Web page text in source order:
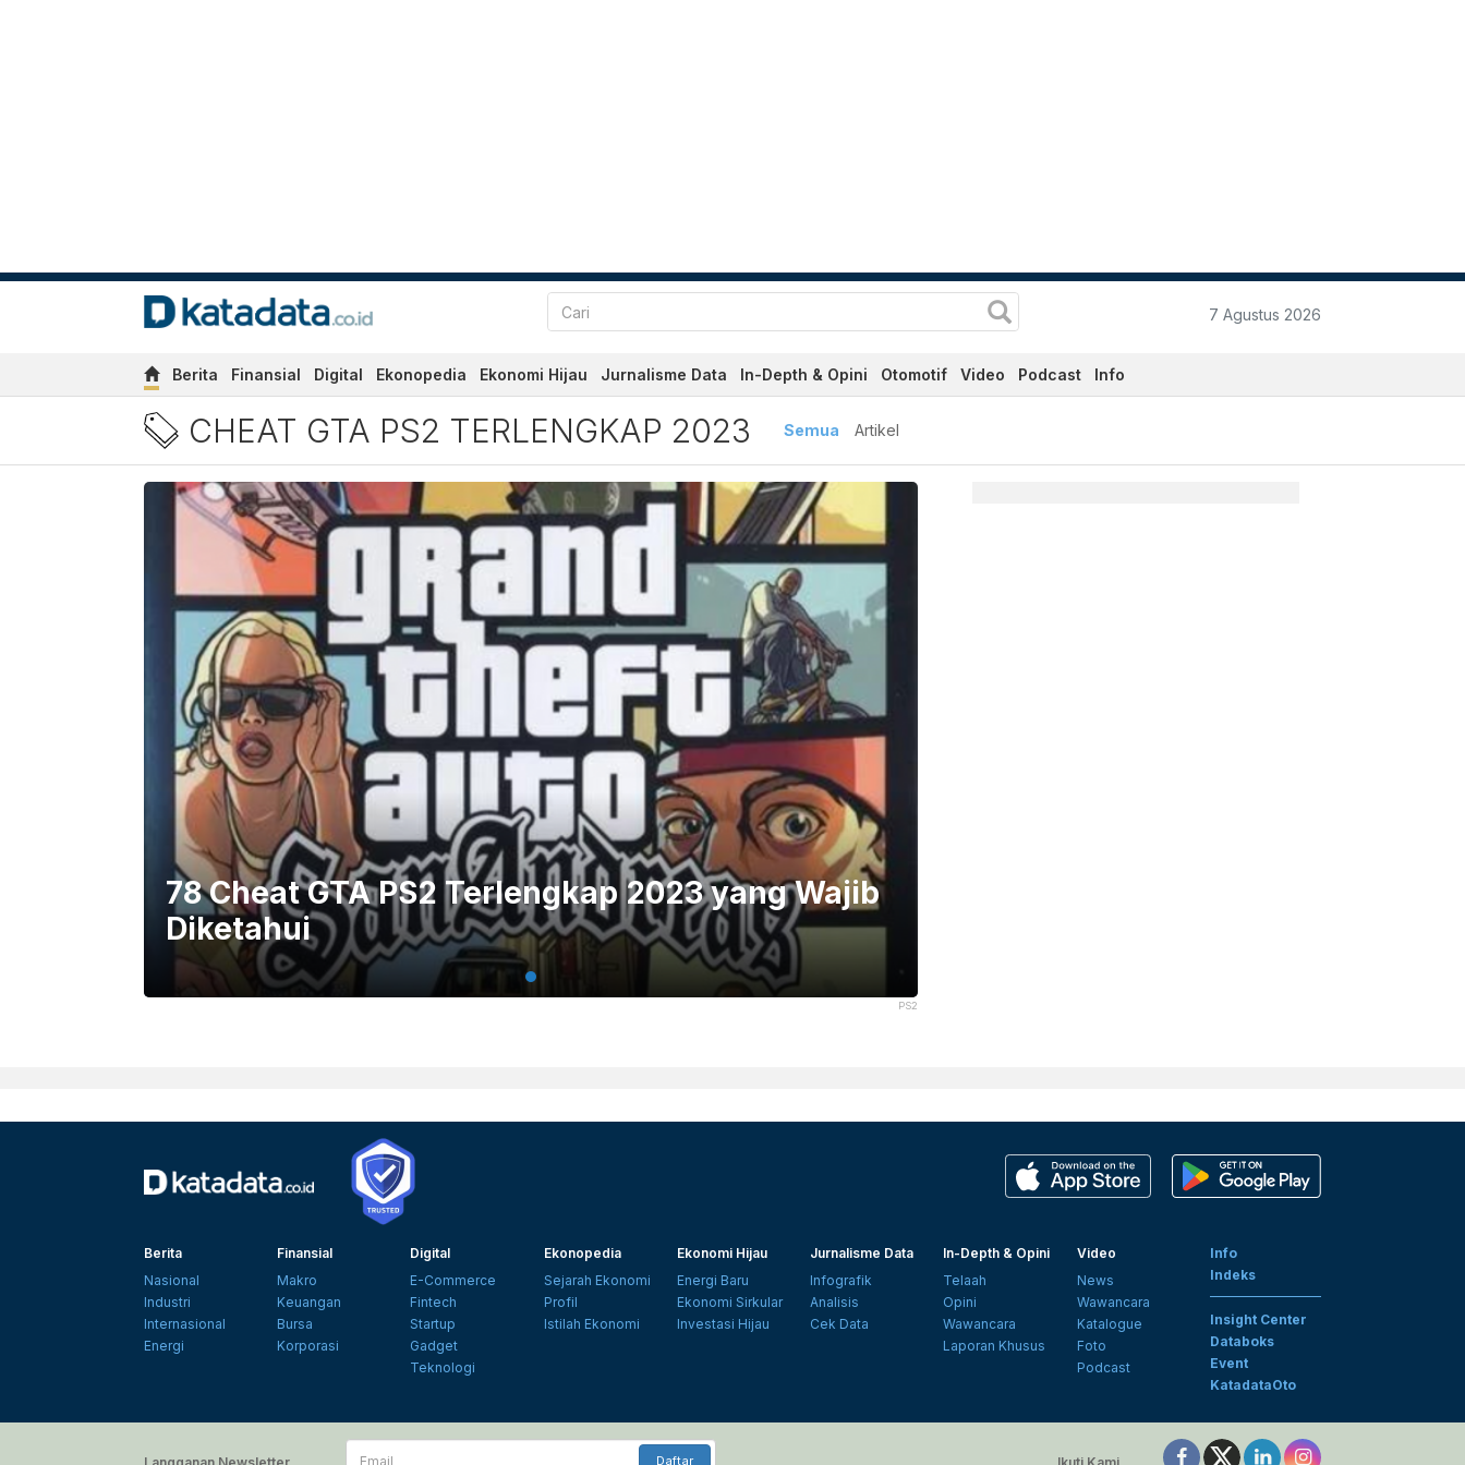
7 Agustus 2026
Berita Finansial Digital Ekonopedia Ekonomi Hijau Jurnalisme Data In-Depth & Opini Otomotif Video Podcast Info
Berita Cheat GTA PS2 Terlengkap 2023 Terbaru dan Terkini Hari Ini -
CHEAT GTA PS2 TERLENGKAP 2023 Semua Artikel
PS2
78 Cheat GTA PS2 Terlengkap 2023 yang Wajib
Diketahui
Berita
Nasional
Industri
Internasional
Energi
Finansial
Makro
Keuangan
Bursa
Korporasi
Digital
E-Commerce
Fintech
Startup
Gadget
Teknologi
Ekonopedia
Sejarah Ekonomi
Profil
Istilah Ekonomi
Ekonomi Hijau
Energi Baru
Ekonomi Sirkular
Investasi Hijau
Jurnalisme Data
Infografik
Analisis
Cek Data
In-Depth & Opini
Telaah
Opini
Wawancara
Laporan Khusus
Video
News
Wawancara
Katalogue
Foto
Podcast
Info
Indeks
Insight Center
Databoks
Event
KatadataOto
Email
Daftar